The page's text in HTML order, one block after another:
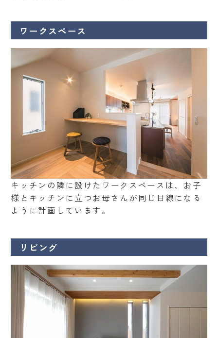
ワークスペース
キッチンの隣に設けたワークスペースは、お子
様とキッチンに立つお母さんが同じ目線になる
ように計画しています。
リビング